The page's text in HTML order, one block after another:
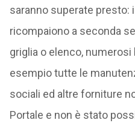
saranno superate presto:
ricompaiono a seconda
griglia o elenco,
esempio tutte le
sociali ed altre forniture
Portale e non è stato